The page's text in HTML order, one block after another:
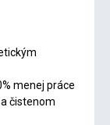
menej práce
čistenom